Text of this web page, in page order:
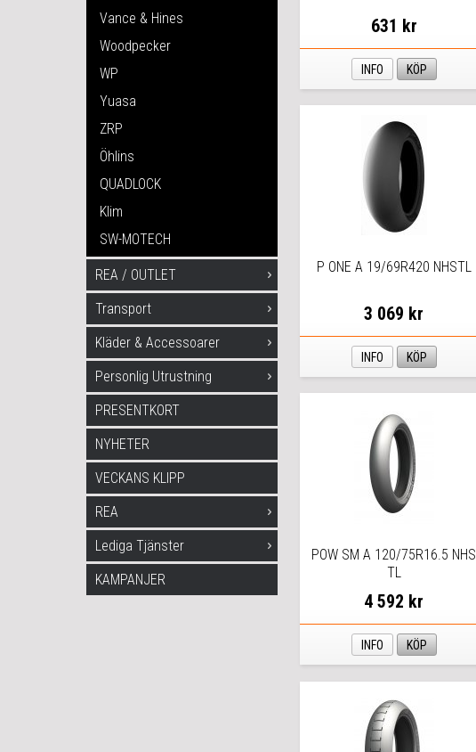
Vance & Hines
Woodpecker
WP
Yuasa
ZRP
Öhlins
QUADLOCK
Klim
SW-MOTECH
REA / OUTLET
Transport
Kläder & Accessoarer
Personlig Utrustning
PRESENTKORT
NYHETER
VECKANS KLIPP
REA
Lediga Tjänster
KAMPANJER
631 kr
INFO KÖP
P ONE A 19/69R420 NHSTL
3 069 kr
INFO KÖP
POW SM A 120/75R16.5 NHS
TL
4 592 kr
INFO KÖP